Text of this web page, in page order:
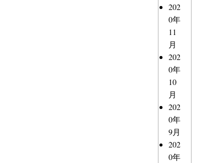
202
0年
11
月
202
0年
10
月
202
0年
9月
202
0年